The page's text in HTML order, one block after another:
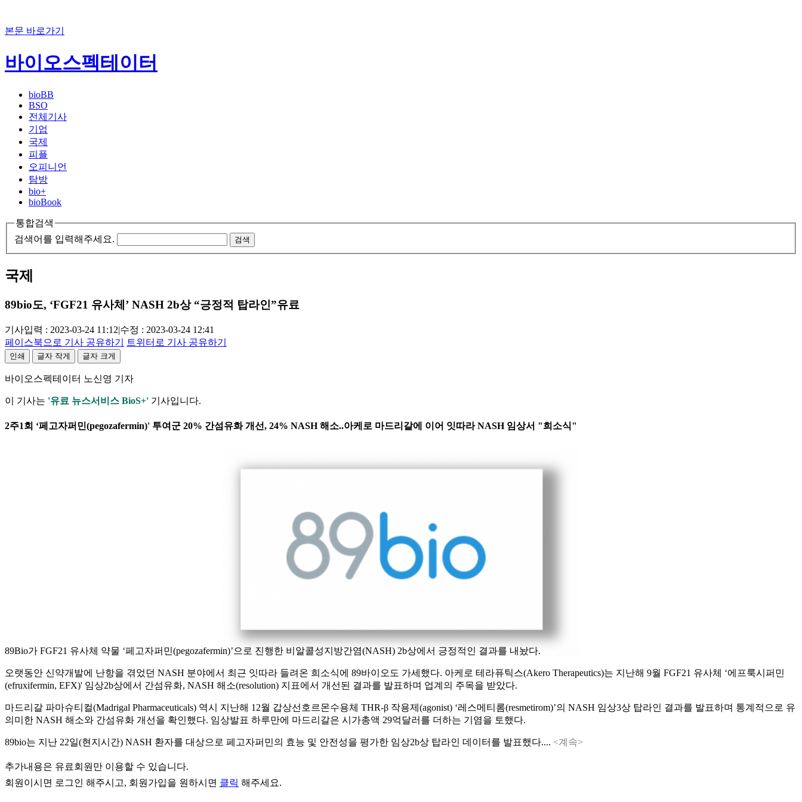
본문 바로가기
바이오스펙테이터
bioBB
BSO
전체기사
기업
국제
피플
오피니언
탐방
bio+
bioBook
통합검색
검색어를 입력해주세요.
검색
국제
89bio도, ‘FGF21 유사체’ NASH 2b상 “긍정적 탑라인”유료
기사입력 : 2023-03-24 11:12|수정 : 2023-03-24 12:41
페이스북으로 기사 공유하기
트위터로 기사 공유하기
인쇄 글자 작게 글자 크게
바이오스펙테이터 노신영 기자
이 기사는 '유료 뉴스서비스 BioS+' 기사입니다.
2주1회 ‘페고자퍼민(pegozafermin)' 투여군 20% 간섬유화 개선, 24% NASH 해소..아케로 마드리갈에 이어 잇따라 NASH 임상서 "희소식"
89Bio가 FGF21 유사체 약물 ‘페고자퍼민(pegozafermin)’으로 진행한 비알콜성지방간염(NASH) 2b상에서 긍정적인 결과를 내놨다.
오랫동안 신약개발에 난항을 겪었던 NASH 분야에서 최근 잇따라 들려온 희소식에 89바이오도 가세했다. 아케로 테라퓨틱스(Akero Therapeutics)는 지난해 9월 FGF21 유사체 ‘에프룩시퍼민
(efruxifermin, EFX)' 임상2b상에서 간섬유화, NASH 해소(resolution) 지표에서 개선된 결과를 발표하며 업계의 주목을 받았다.
마드리갈 파마슈티컬(Madrigal Pharmaceuticals) 역시 지난해 12월 갑상선호르몬수용체 THR-β 작용제(agonist) ‘레스메티롬(resmetirom)’의 NASH 임상3상 탑라인 결과를 발표하며 통계적으로 유
의미한 NASH 해소와 간섬유화 개선을 확인했다. 임상발표 하루만에 마드리갈은 시가총액 29억달러를 더하는 기염을 토했다.
89bio는 지난 22일(현지시간) NASH 환자를 대상으로 페고자퍼민의 효능 및 안전성을 평가한 임상2b상 탑라인 데이터를 발표했다.... <계속>
추가내용은 유료회원만 이용할 수 있습니다.
회원이시면 로그인 해주시고, 회원가입을 원하시면 클릭 해주세요.